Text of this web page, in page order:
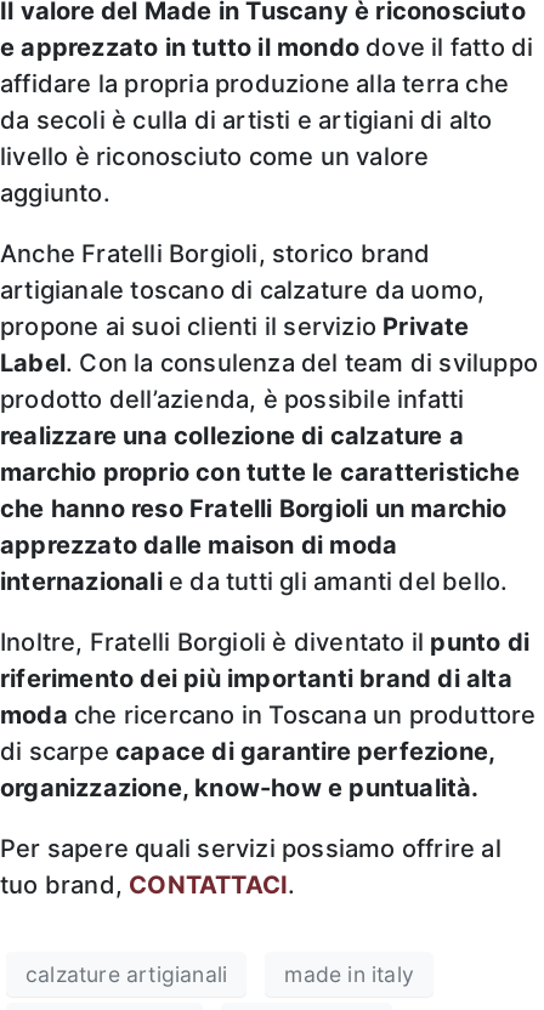
Il valore del Made in Tuscany è riconosciuto
e apprezzato in tutto il mondo dove il fatto di
affidare la propria produzione alla terra che
da secoli è culla di artisti e artigiani di alto
livello è riconosciuto come un valore
aggiunto.
Anche Fratelli Borgioli, storico brand
artigianale toscano di calzature da uomo,
propone ai suoi clienti il servizio Private
Label. Con la consulenza del team di sviluppo
prodotto dell’azienda, è possibile infatti
realizzare una collezione di calzature a
marchio proprio con tutte le caratteristiche
che hanno reso Fratelli Borgioli un marchio
apprezzato dalle maison di moda
internazionalie da tutti gli amanti del bello.
Inoltre, Fratelli Borgioli è diventato il punto di
riferimento dei più importanti brand di alta
moda che ricercano in Toscana un produttore
di scarpe capace di garantire perfezione,
organizzazione, know-how e puntualità.
Per sapere quali servizi possiamo offrire al
tuo brand, CONTATTACI.
calzature artigianali
made in italy